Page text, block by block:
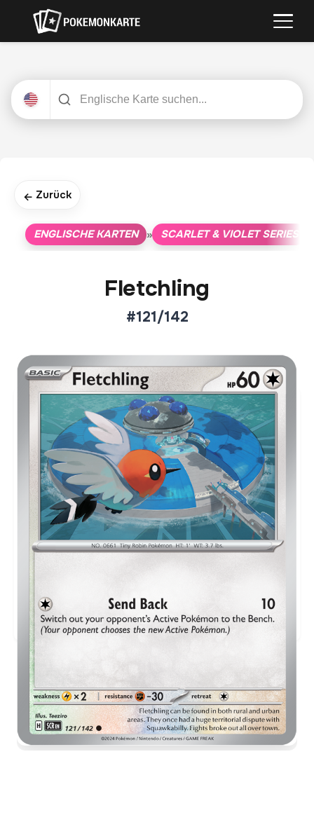
← Zurück
ENGLISCHE KARTEN » SCARLET & VIOLET SERIES
Fletchling
#121/142
Aktueller Marktpreis
€0,04
Normal
€0,16
Preise werden täglich aktualisiert.